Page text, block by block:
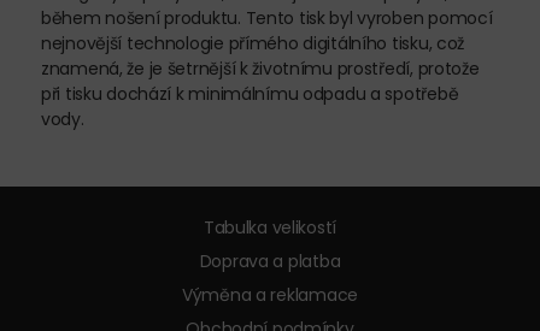
během nošení produktu. Tento tisk byl vyroben pomocí
nejnovější technologie přímého digitálního tisku, což
znamená, že je šetrnější k životnímu prostředí, protože
při tisku dochází k minimálnímu odpadu a spotřebě
vody.
Tabulka velikostí
Doprava a platba
Výměna a reklamace